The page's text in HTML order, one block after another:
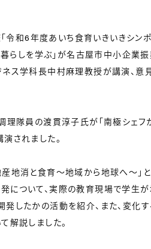
令和6年度あいち食育いきいきシン
らしを学ぶ」が名古屋市中小企業
ネス学科長中村麻理教授が講演、意
隊員の渡貫淳子氏が「南極シェフ
されました。
地消と食育～地域から地球へ～」と
について、実際の教育現場で学生
発したかの活動を紹介、また、変化
解説しました。